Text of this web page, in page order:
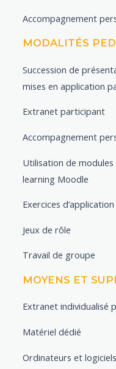
Accompagnement
MODALITÉS
Succession de
mises en application
Extranet participant
Accompagnement
Utilisation de
learning Moodle
Exercices d’application
Jeux de rôle
Travail de groupe
MOYENS ET
Extranet individualisé
Matériel dédié
Ordinateurs et